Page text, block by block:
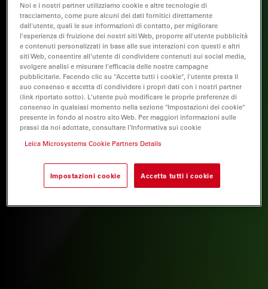
Noi e i nostri partner utilizziamo cookie e altre tecnologie di
tracciamento, come pure alcuni dei dati fornitici direttamente
dall'utente, quali le sue informazioni di contatto, per migliorare
l'esperienza di fruizione dei nostri siti Web, proporre all'utente pubblicità
e contenuti personalizzati in base alle sue interazioni con questi e altri
siti Web, consentire all'utente di condividere contenuti sui social media,
svolgere analisi e misurare l'efficacia delle nostre campagne
pubblicitarie. Facendo clic su "Accetta tutti i cookie", l'utente presta il
suo consenso e accetta di condividere i propri dati con i nostri partner
(link riportato sotto). L'utente può modificare le proprie preferenze di
consenso in qualsiasi momento nella sezione "Impostazioni dei cookie"
presente in fondo al nostro sito Web. Per maggiori informazioni sulle
prassi da noi adottate, consultare l'Informativa sui cookie
Leica Microsystems Cookie Partners Details
Impostazioni cookie Accetta tutti i cookie